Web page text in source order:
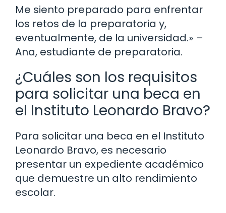
Me siento preparado para enfrentar
los retos de la preparatoria y,
eventualmente, de la universidad.» –
Ana, estudiante de preparatoria.
¿Cuáles son los requisitos
para solicitar una beca en
el Instituto Leonardo Bravo?
Para solicitar una beca en el Instituto
Leonardo Bravo, es necesario
presentar un expediente académico
que demuestre un alto rendimiento
escolar.